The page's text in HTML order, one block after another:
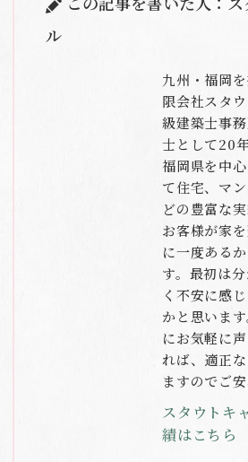
ル
九州・福岡
限会社スタ
級建築士事
士として20
福岡県を中
て住宅、マ
どの豊富な
お客様が家
に一度ある
す。最初は
く不安に感
かと思いま
にお気軽に
れば、適正
ますのでご安
スタウトキ
績はこちら